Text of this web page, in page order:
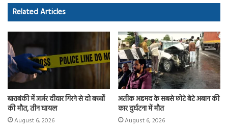
o
ok
d
o
Related Articles
बाराबंकी में जर्जर दीवार गिरने से दो बच्चों
की मौत, तीन घायल
August 6, 2026
अतीक अहमद के सबसे छोटे बेटे अबान की
कार दुर्घटना में मौत
August 6, 2026